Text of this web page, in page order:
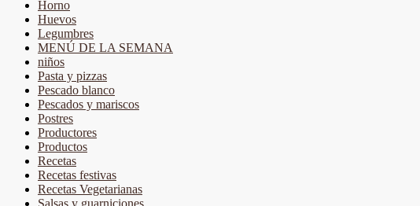
Horno
Huevos
Legumbres
MENÚ DE LA SEMANA
niños
Pasta y pizzas
Pescado blanco
Pescados y mariscos
Postres
Productores
Productos
Recetas
Recetas festivas
Recetas Vegetarianas